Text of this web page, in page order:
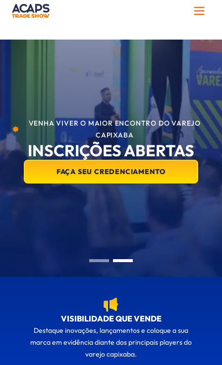
VENHA VIVER O MAIOR ENCONTRO DO VAREJO
CAPIXABA
INSCRIÇÕES ABERTAS
FAÇA SEU CREDENCIAMENTO
VISIBILIDADE QUE VENDE
Destaque inovações, lançamentos e coloque a sua
marca em evidência diante dos principais players do
varejo capixaba.